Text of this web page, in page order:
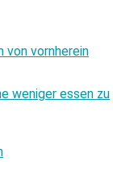
von vornherein
weniger essen zu